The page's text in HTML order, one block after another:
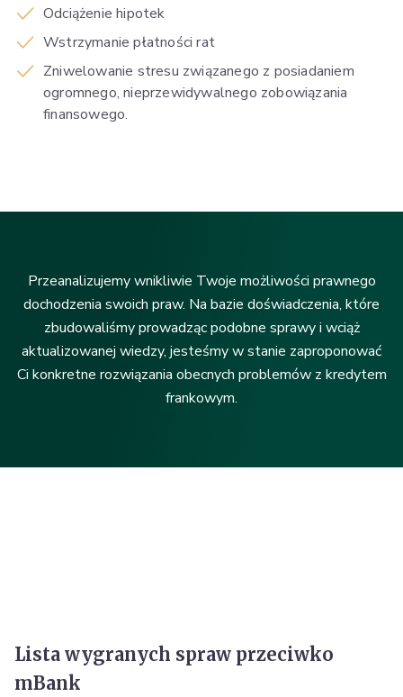
Odciążenie hipotek
Wstrzymanie płatności rat
Zniwelowanie stresu związanego z posiadaniem
ogromnego, nieprzewidywalnego zobowiązania
finansowego.
Przeanalizujemy wnikliwie Twoje możliwości prawnego
dochodzenia swoich praw. Na bazie doświadczenia, które
zbudowaliśmy prowadząc podobne sprawy i wciąż
aktualizowanej wiedzy, jesteśmy w stanie zaproponować
Ci konkretne rozwiązania obecnych problemów z kredytem
frankowym.
Lista wygranych spraw przeciwko
mBank